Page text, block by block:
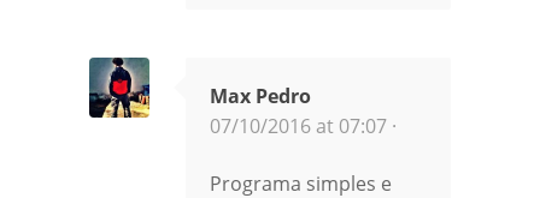
Max Pedro
07/10/2016 at 07:07 ·
Programa simples e